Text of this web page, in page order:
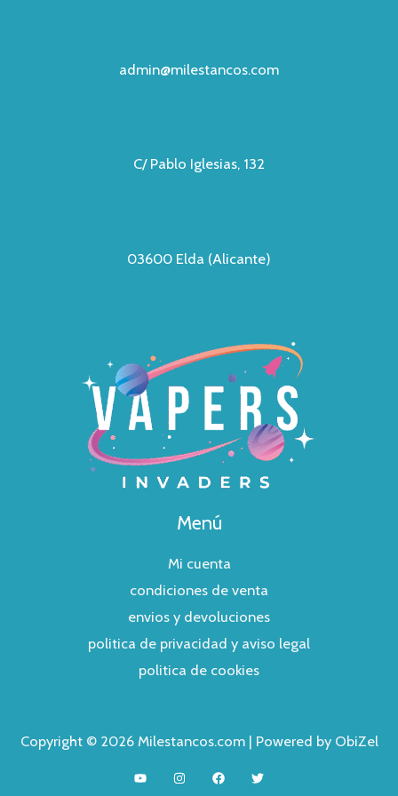
admin@milestancos.com
C/ Pablo Iglesias, 132
03600 Elda (Alicante)
Menú
Mi cuenta
condiciones de venta
envios y devoluciones
politica de privacidad y aviso legal
politica de cookies
Copyright © 2026 Milestancos.com | Powered by ObiZel